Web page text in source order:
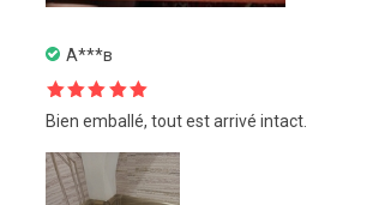
А***в
Note5sur
5Bien emballé, tout est arrivé intact.